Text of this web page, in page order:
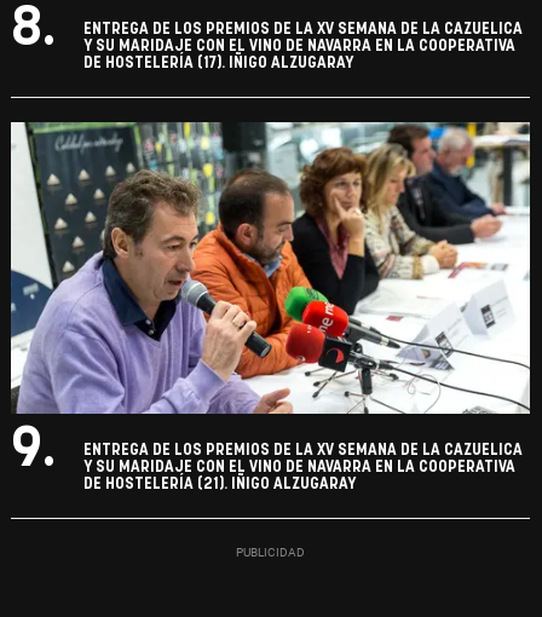
8.
ENTREGA DE LOS PREMIOS DE LA XV SEMANA DE LA CAZUELICA
Y SU MARIDAJE CON EL VINO DE NAVARRA EN LA COOPERATIVA
DE HOSTELERÍA (17). IÑIGO ALZUGARAY
9.
ENTREGA DE LOS PREMIOS DE LA XV SEMANA DE LA CAZUELICA
Y SU MARIDAJE CON EL VINO DE NAVARRA EN LA COOPERATIVA
DE HOSTELERÍA (21). IÑIGO ALZUGARAY